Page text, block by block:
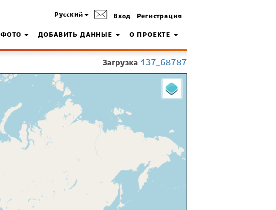
Русский Вход Регистрация
ФОТО ДОБАВИТЬ ДАННЫЕ О ПРОЕКТЕ
Загрузка 137_68787